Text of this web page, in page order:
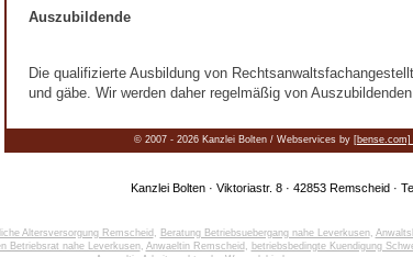
Auszubildende
Die qualifizierte Ausbildung von
und gäbe. Wir werden daher regelmäßig von
© 2007 - 2026 Kanzlei Bolten / Webservices by [bense.com]
Kanzlei Bolten · Viktoriastr. 8 · 42853 Remscheid ·
Altersversorgung Remscheid Beratung Betriebsuebergang nahe Leverkusen,
Betriebsrat nahe Leverkusen, Anwaeltin Remscheid betriebsbedingte Kuendigung